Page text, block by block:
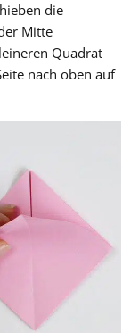
die
Mitte
Quadrat
nach oben auf